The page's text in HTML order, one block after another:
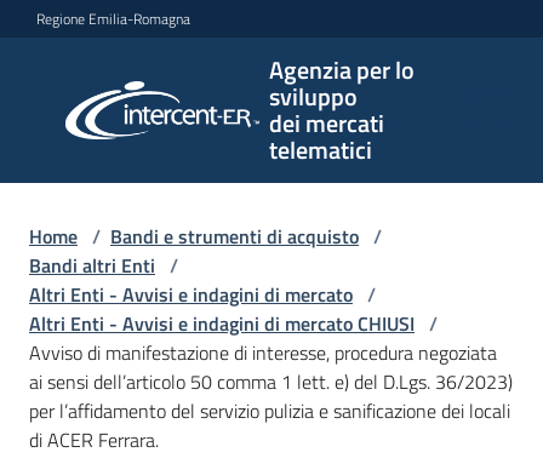
Vai al contenuto
Vai alla navigazione
Vai al footer
Regione Emilia-Romagna
Agenzia per lo
sviluppo
dei mercati
telematici
per lo
sviluppo
telematici
L'Agenzia
Bandi
Home / Bandi e strumenti di acquisto /
Bandi altri Enti /
Altri Enti - Avvisi e indagini di mercato /
Altri Enti - Avvisi e indagini di mercato CHIUSI /
Avviso di manifestazione di interesse, procedura negoziata
ai sensi dell’articolo 50 comma 1 lett. e) del D.Lgs. 36/2023)
per l’affidamento del servizio pulizia e sanificazione dei locali
di ACER Ferrara.